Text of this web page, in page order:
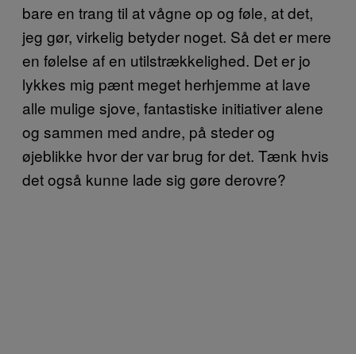
bare en trang til at vågne op og føle, at det,
jeg gør, virkelig betyder noget. Så det er mere
en følelse af en utilstrækkelighed. Det er jo
lykkes mig pænt meget herhjemme at lave
alle mulige sjove, fantastiske initiativer alene
og sammen med andre, på steder og
øjeblikke hvor der var brug for det. Tænk hvis
det også kunne lade sig gøre derovre?